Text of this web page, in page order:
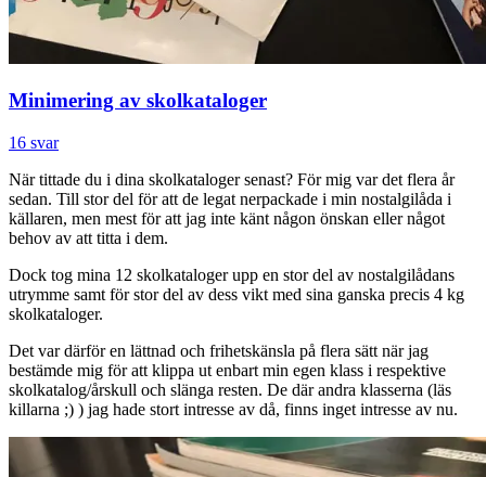
Minimering av skolkataloger
16 svar
När tittade du i dina skolkataloger senast? För mig var det flera år
sedan. Till stor del för att de legat nerpackade i min nostalgilåda i
källaren, men mest för att jag inte känt någon önskan eller något
behov av att titta i dem.
Dock tog mina 12 skolkataloger upp en stor del av nostalgilådans
utrymme samt för stor del av dess vikt med sina ganska precis 4 kg
skolkataloger.
Det var därför en lättnad och frihetskänsla på flera sätt när jag
bestämde mig för att klippa ut enbart min egen klass i respektive
skolkatalog/årskull och slänga resten. De där andra klasserna (läs
killarna ;) ) jag hade stort intresse av då, finns inget intresse av nu.